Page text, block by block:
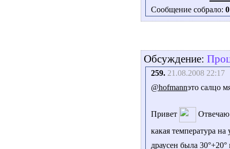
Сообщение собрало: 0
Обсуждение:
259. 21.08.2008 22:17
@hofmannэто салцо
Привет
Отвечаю
какая температура на
драусен была